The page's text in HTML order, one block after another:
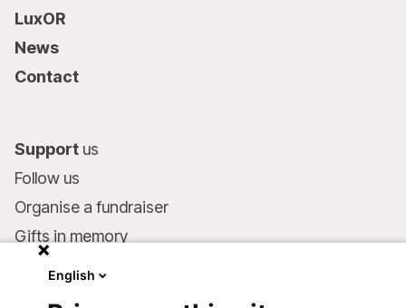
LuxOR
News
Contact
Support us
Follow us
Organise a fundraiser
Gifts in memory
English